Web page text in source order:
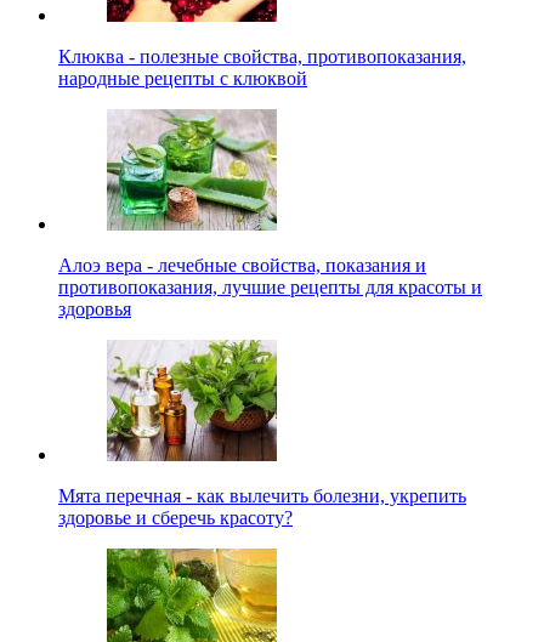
Клюква - полезные свойства, противопоказания,
народные рецепты с клюквой
Алоэ вера - лечебные свойства, показания и
противопоказания, лучшие рецепты для красоты и
здоровья
Мята перечная - как вылечить болезни, укрепить
здоровье и сберечь красоту?